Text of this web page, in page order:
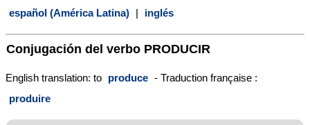
español (América Latina) | inglés
Conjugación del verbo PRODUCIR
English translation: to produce - Traduction française :
produire